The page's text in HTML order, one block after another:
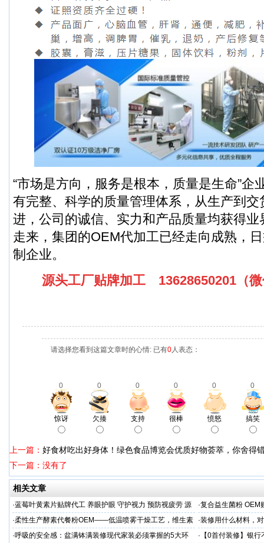
“市场是方向，服务是根本，质量是生命”企
有完整、科学的质量管理体系，从生产到
进，公司的诚信、实力和产品质量均获得
走来，集团的OEM代加工已经走向成熟，
制企业。
源头工厂贴牌加工 13628650201（
请选择您看到这篇文章时的心情: 已有0人表态：
0 0 0 0 0 0
惊讶 欠揍 支持 很棒 愤怒 搞笑
上一篇： 好食材吃出好身体！绿色食品博览会优质好物荟萃，你舍得
下一篇：没有了
相关文章
·蓝莓叶黄素片贴牌代工 养眼护眼 守护视力 预防视疲劳 源
头直供
·复合益生菌粉 OEM
业制造商
·柔性生产酵素代餐粉OEM——低温喷雾干燥工艺，维生素
C保留率≥95%
·装修用什么材料，
·呼吸的安全感：盆满钵满装修现代家装必须掌握的5大环
· 【0首付装修】银